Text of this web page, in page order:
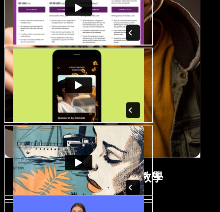
房地產影片製作教學